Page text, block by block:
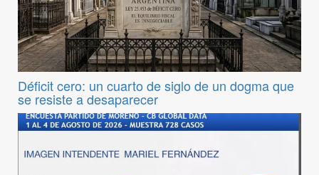
Déficit cero: un cuarto de siglo de un dogma que
se resiste a desaparecer